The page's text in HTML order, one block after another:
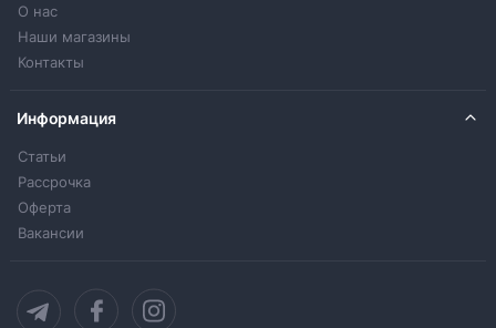
О нас
Наши магазины
Контакты
Информация
Статьи
Рассрочка
Оферта
Вакансии